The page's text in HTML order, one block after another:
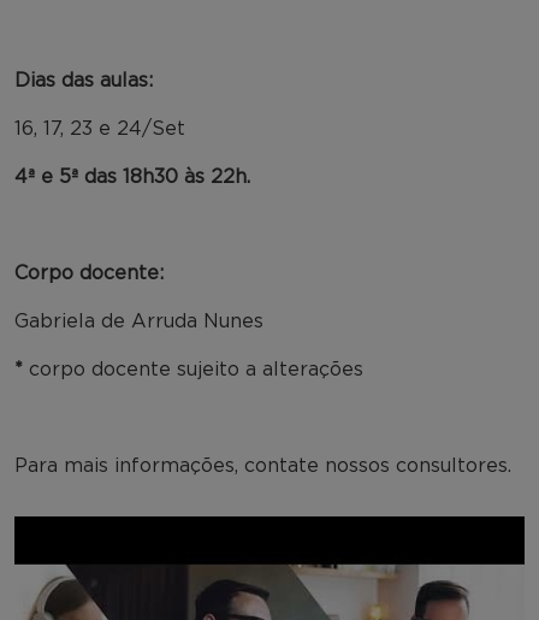
Dias das aulas:
16, 17, 23 e 24/Set
4ª e 5ª das 18h30 às 22h.
Corpo docente:
Gabriela de Arruda Nunes
* corpo docente sujeito a alterações
Para mais informações, contate nossos consultores.